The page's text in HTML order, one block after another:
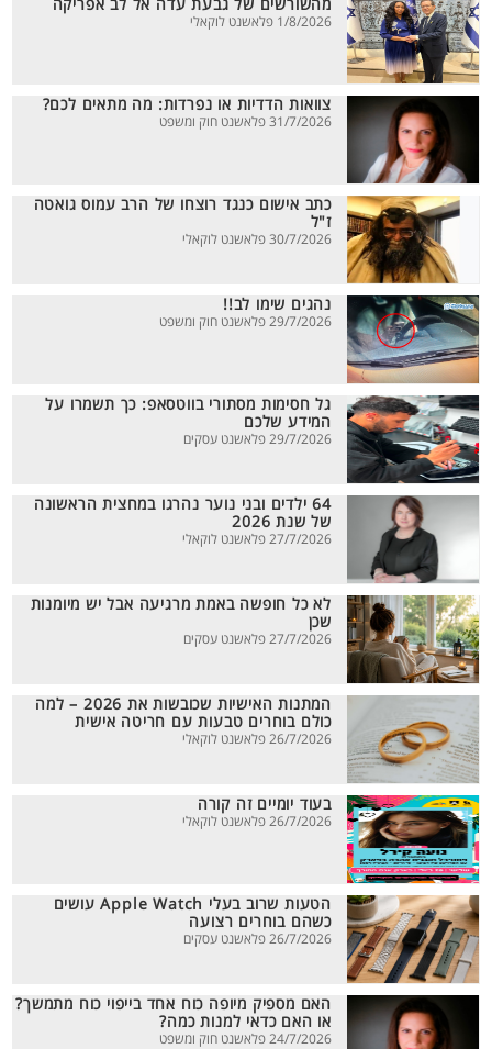
מהשורשים של גבעת עדה אל לב אפריקה
1/8/2026 פלאשנט לוקאלי
צוואות הדדיות או נפרדות: מה מתאים לכם?
31/7/2026 פלאשנט חוק ומשפט
כתב אישום כנגד רוצחו של הרב עמוס גואטה
ז"ל
30/7/2026 פלאשנט לוקאלי
נהגים שימו לב!!
29/7/2026 פלאשנט חוק ומשפט
גל חסימות מסתורי בווטסאפ: כך תשמרו על
המידע שלכם
29/7/2026 פלאשנט עסקים
64 ילדים ובני נוער נהרגו במחצית הראשונה
של שנת 2026
27/7/2026 פלאשנט לוקאלי
לא כל חופשה באמת מרגיעה אבל יש מיומנות
שכן
27/7/2026 פלאשנט עסקים
המתנות האישיות שכובשות את 2026 – למה
כולם בוחרים טבעות עם חריטה אישית
26/7/2026 פלאשנט לוקאלי
בעוד יומיים זה קורה
26/7/2026 פלאשנט לוקאלי
הטעות שרוב בעלי Apple Watch עושים
כשהם בוחרים רצועה
26/7/2026 פלאשנט עסקים
האם מספיק מיופה כוח אחד בייפוי כוח מתמשך?
או האם כדאי למנות כמה?
24/7/2026 פלאשנט חוק ומשפט